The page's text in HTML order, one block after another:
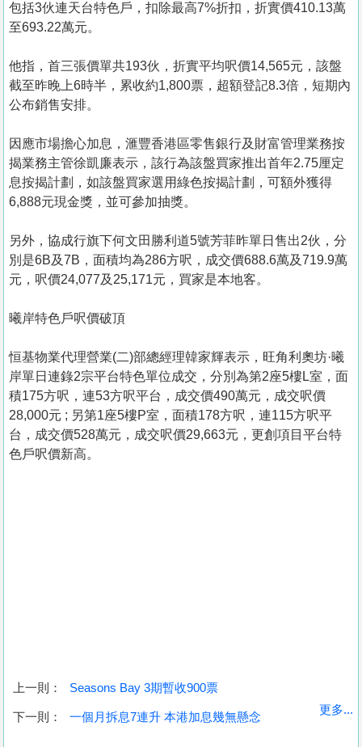
收
包括3伙連天台特色戶，扣除最高7%折扣，折實價410.13萬
至693.22萬元。
他指，首三張價單共193伙，折實平均呎價14,565元，該盤
截至昨晚上6時半，累收約1,800票，超額登記8.3倍，短期內
公布銷售安排。
因應市場擔心加息，滙豐香港區零售銀行及財富管理業務按
揭業務主管徐凱廉表示，該行為該盤買家推出首年2.75厘定
息按揭計劃，如該盤買家選用綠色按揭計劃，可額外獲得
6,888元現金獎，並可參加抽獎。
另外，協成行旗下何文田勝利道5號芳菲昨單日售出2伙，分
別是6B及7B，面積均為286方呎，成交價688.6萬及719.9萬
元，呎價24,077及25,171元，買家是本地客。
曦岸特色戶呎價破頂
恒基物業代理營業(二)部總經理韓家輝表示，旺角利奧坊·曦
岸單日連錄2宗平台特色單位成交，分別為第2座5樓L室，面
積175方呎，連53方呎平台，成交價490萬元，成交呎價
28,000元 ; 另第1座5樓P室，面積178方呎，連115方呎平
台，成交價528萬元，成交呎價29,663元，更創項目平台特
色戶呎價新高。
上一則： Seasons Bay 3期暫收900票
下一則： 一個月拆息7連升 本港加息幾無懸念
更多...